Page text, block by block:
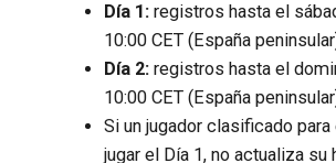
Día 1: registros hasta el
10:00 CET (España
Día 2: registros hasta el
10:00 CET (España
Si un jugador clasificado para
jugar el Día 1, no actualiza